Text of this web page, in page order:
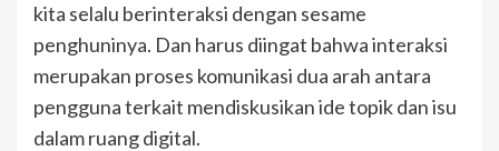
kita selalu berinteraksi dengan sesame
penghuninya. Dan harus diingat bahwa interaksi
merupakan proses komunikasi dua arah antara
pengguna terkait mendiskusikan ide topik dan isu
dalam ruang digital.